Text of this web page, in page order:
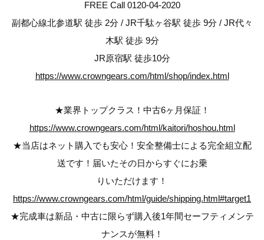
FREE Call 0120-04-2020
副都心線北参道駅 徒歩 2分 / JR千駄ヶ谷駅 徒歩 9分 / JR代々
木駅 徒歩 9分
JR原宿駅 徒歩10分
https://www.crowngears.com/html/shop/index.html
★業界トップクラス！中古6ヶ月保証！
https://www.crowngears.com/html/kaitori/hoshou.html
★当店はネット購入でも安心！安全整備士による完全組立配
送です！届いたその日からすぐにお乗
りいただけます！
https://www.crowngears.com/html/guide/shipping.html#target1
★完成車は新品・中古に限らず購入後1年間セーフティメンテ
ナンスが無料！